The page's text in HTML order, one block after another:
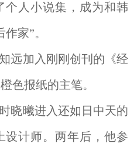
个人小说集，成为和韩
家”。
远加入刚刚创刊的《经
色报纸的主笔。
晓曦进入还如日中天的
设计师。两年后，他参